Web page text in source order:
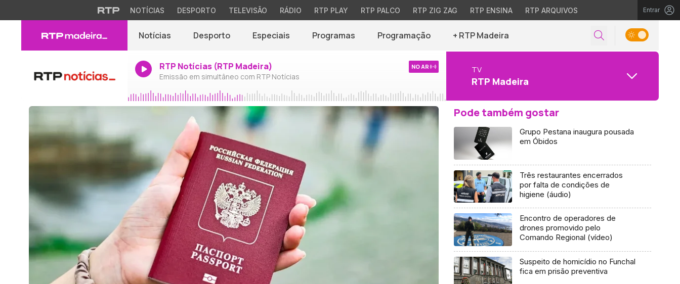
NOTÍCIAS DESPORTO TELEVISÃO RÁDIO RTP PLAY RTP PALCO RTP ZIG ZAG RTP ENSINA RTP ARQUIVOS Entrar
Notícias Desporto Especiais Programas Programação + RTP Madeira
RTP Notícias (RTP Madeira)
Emissão em simultâneo com RTP Notícias
NO AR TV
RTP Madeira
Pode também gostar
Grupo Pestana inaugura pousada
em Óbidos
Três restaurantes encerrados
por falta de condições de
higiene (áudio)
Encontro de operadores de
drones promovido pelo
Comando Regional (vídeo)
Suspeito de homicídio no Funchal
fica em prisão preventiva